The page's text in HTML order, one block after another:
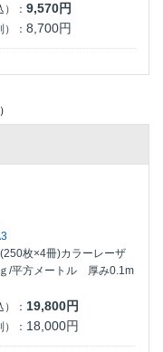
）：9,570円
）：8,700円
枚×4冊)カラーレーザ
/平方メートル 厚み0.1m
： 19,800円
： 18,000円